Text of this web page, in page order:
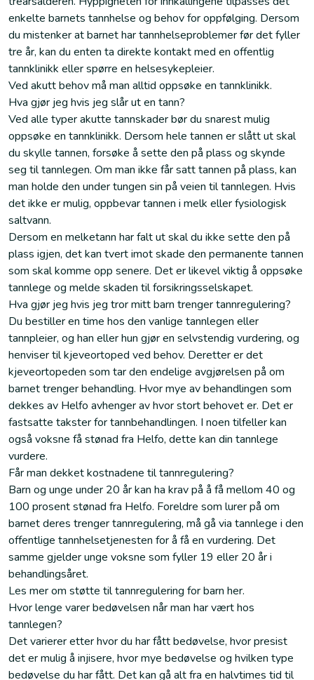
enkelte barnets tannhelse og behov for oppfølging. Dersom
du mistenker at barnet har tannhelseproblemer før det fyller
tre år, kan du enten ta direkte kontakt med en offentlig
tannklinikk eller spørre en helsesykepleier.
Ved akutt behov må man alltid oppsøke en tannklinikk.
Hva gjør jeg hvis jeg slår ut en tann?
Ved alle typer akutte tannskader bør du snarest mulig
oppsøke en tannklinikk. Dersom hele tannen er slått ut skal
du skylle tannen, forsøke å sette den på plass og skynde
seg til tannlegen. Om man ikke får satt tannen på plass, kan
man holde den under tungen sin på veien til tannlegen. Hvis
det ikke er mulig, oppbevar tannen i melk eller fysiologisk
saltvann.
Dersom en melketann har falt ut skal du ikke sette den på
plass igjen, det kan tvert imot skade den permanente tannen
som skal komme opp senere. Det er likevel viktig å oppsøke
tannlege og melde skaden til forsikringsselskapet.
Hva gjør jeg hvis jeg tror mitt barn trenger tannregulering?
Du bestiller en time hos den vanlige tannlegen eller
tannpleier, og han eller hun gjør en selvstendig vurdering, og
henviser til kjeveortoped ved behov. Deretter er det
kjeveortopeden som tar den endelige avgjørelsen på om
barnet trenger behandling. Hvor mye av behandlingen som
dekkes av Helfo avhenger av hvor stort behovet er. Det er
fastsatte takster for tannbehandlingen. I noen tilfeller kan
også voksne få stønad fra Helfo, dette kan din tannlege
vurdere.
Får man dekket kostnadene til tannregulering?
Barn og unge under 20 år kan ha krav på å få mellom 40 og
100 prosent stønad fra Helfo. Foreldre som lurer på om
barnet deres trenger tannregulering, må gå via tannlege i den
offentlige tannhelsetjenesten for å få en vurdering. Det
samme gjelder unge voksne som fyller 19 eller 20 år i
behandlingsåret.
Les mer om støtte til tannregulering for barn her.
Hvor lenge varer bedøvelsen når man har vært hos
tannlegen?
Det varierer etter hvor du har fått bedøvelse, hvor presist
det er mulig å injisere, hvor mye bedøvelse og hvilken type
bedøvelse du har fått. Det kan gå alt fra en halvtimes tid til